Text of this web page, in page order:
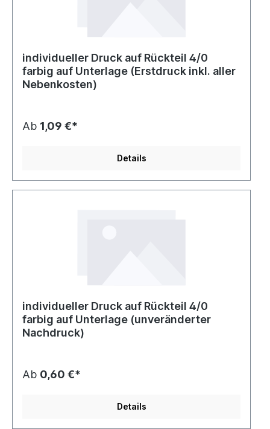
individueller Druck auf Rückteil 4/0
farbig auf Unterlage (Erstdruck inkl. aller
Nebenkosten)
Ab 1,09 €*
Details
individueller Druck auf Rückteil 4/0
farbig auf Unterlage (unveränderter
Nachdruck)
Ab 0,60 €*
Details